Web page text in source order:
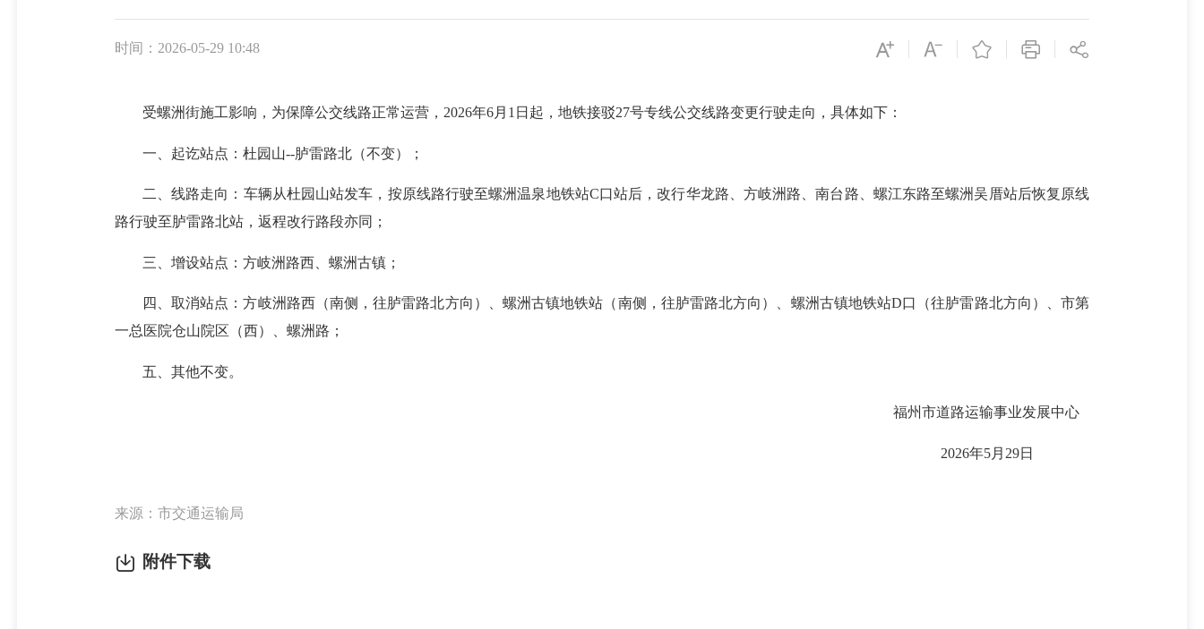
时间：2026-05-29 10:48
受螺洲街施工影响，为保障公交线路正常运营，2026年6月1日起，地铁接驳27号专线公交线路变更行驶走向，具体如下：
一、起讫站点：杜园山--胪雷路北（不变）；
二、线路走向：车辆从杜园山站发车，按原线路行驶至螺洲温泉地铁站C口站后，改行华龙路、方岐洲路、南台路、螺江东路至螺洲吴厝站后恢复原线
路行驶至胪雷路北站，返程改行路段亦同；
三、增设站点：方岐洲路西、螺洲古镇；
四、取消站点：方岐洲路西（南侧，往胪雷路北方向）、螺洲古镇地铁站（南侧，往胪雷路北方向）、螺洲古镇地铁站D口（往胪雷路北方向）、市第
一总医院仓山院区（西）、螺洲路；
五、其他不变。
福州市道路运输事业发展中心
2026年5月29日
来源：市交通运输局
附件下载